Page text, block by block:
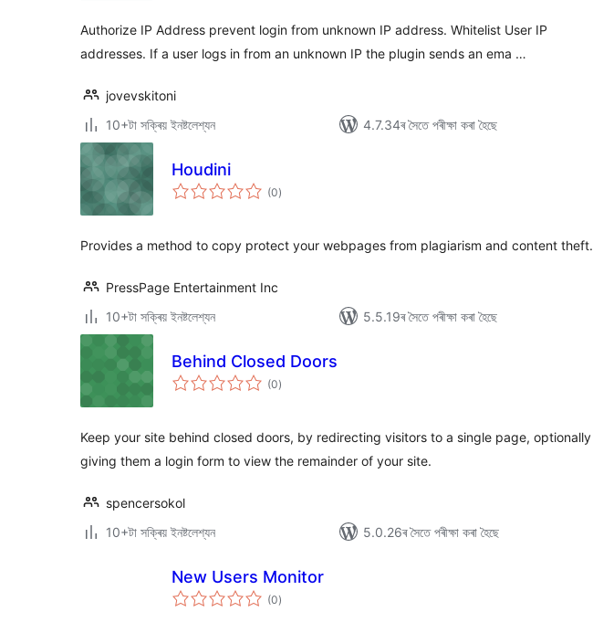
Authorize IP Address prevent login from unknown IP address. Whitelist User IP
addresses. If a user logs in from an unknown IP the plugin sends an ema …
jovevskitoni
10+টা সক্ৰিয় ইনষ্টলেশ্যন
4.7.34ৰ সৈতে পৰীক্ষা কৰা হৈছে
Houdini
(0টা
মুঠ)
Provides a method to copy protect your webpages from plagiarism and content theft.
PressPage Entertainment Inc
10+টা সক্ৰিয় ইনষ্টলেশ্যন
5.5.19ৰ সৈতে পৰীক্ষা কৰা হৈছে
Behind Closed Doors
(0টা
মুঠ)
Keep your site behind closed doors, by redirecting visitors to a single page, optionally
giving them a login form to view the remainder of your site.
spencersokol
10+টা সক্ৰিয় ইনষ্টলেশ্যন
5.0.26ৰ সৈতে পৰীক্ষা কৰা হৈছে
New Users Monitor
(0টা
মুঠ)